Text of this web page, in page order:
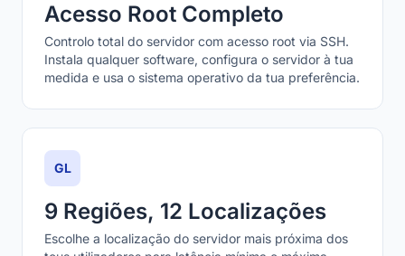
Acesso Root Completo
Controlo total do servidor com acesso root via SSH.
Instala qualquer software, configura o servidor à tua
medida e usa o sistema operativo da tua preferência.
GL
9 Regiões, 12 Localizações
Escolhe a localização do servidor mais próxima dos